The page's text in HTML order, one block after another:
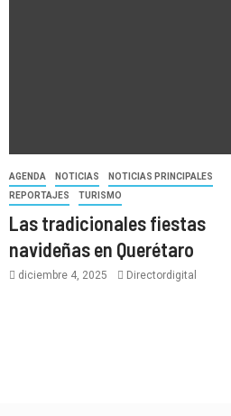
AGENDA NOTICIAS
NOTICIAS PRINCIPALES
REPORTAJES
TURISMO
Las tradicionales fiestas
navideñas en Querétaro
diciembre 4, 2025 Directordigital